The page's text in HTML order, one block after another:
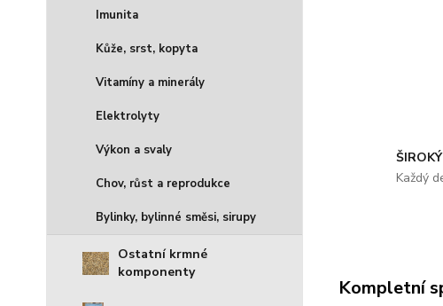
Imunita
Kůže, srst, kopyta
Vitamíny a minerály
Elektrolyty
Výkon a svaly
Chov, růst a reprodukce
Bylinky, bylinné směsi, sirupy
Ostatní krmné
komponenty
Každý
Kompletní